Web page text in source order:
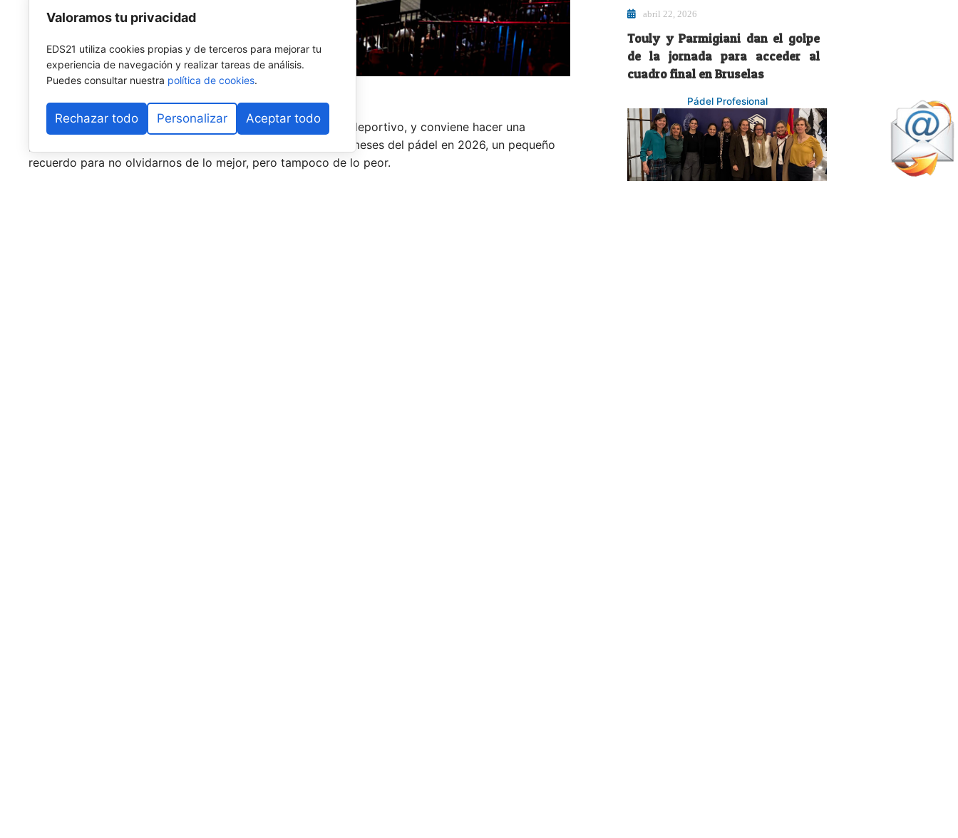
Llegamos al ecuador de la temporada, a la mitad del curso deportivo, y conviene hacer una
pequeña retrospectiva de lo que han sido los primeros 6-7 meses del pádel en 2026, un pequeño
recuerdo para no olvidarnos de lo mejor, pero tampoco de lo peor.
abril 22, 2026
Touly y Parmigiani dan el golpe
de la jornada para acceder al
cuadro final en Bruselas
Pádel Profesional
Valoramos tu privacidad
EDS21 utiliza cookies propias y de terceros para mejorar tu
experiencia de navegación y realizar tareas de análisis.
Puedes consultar nuestra política de cookies.
Rechazar todo Personalizar Aceptar todo